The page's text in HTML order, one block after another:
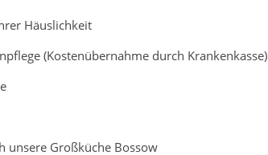
Häuslichkeit
(Kostenübernahme durch Krankenkasse)
Großküche Bossow